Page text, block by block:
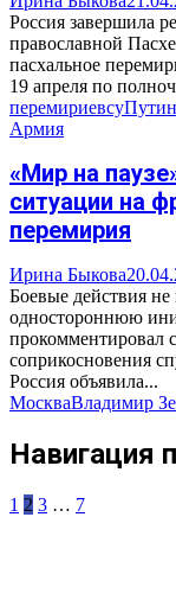
Россия завершила
православной
пасхальное
19 апреля по
перемириевсу
Армия
«Мир на
ситуации на
перемирия
Ирина Быкова
Боевые действия не
одностороннюю
прокомментировал
соприкосновения
Россия объявила...
МоскваВладимир
Навигация
1 2 3 … 7